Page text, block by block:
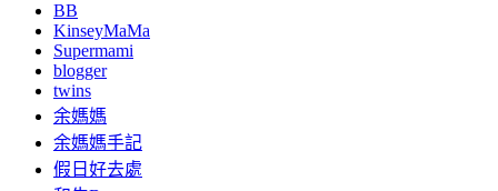
BB
KinseyMaMa
Supermami
blogger
twins
余媽媽
余媽媽手記
假日好去處